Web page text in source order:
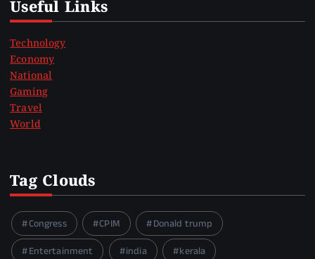
Useful Links
Technology
Economy
National
Gaming
Travel
World
Tag Clouds
Congress CPIM
Donald trump
Entertainment
india
kerala